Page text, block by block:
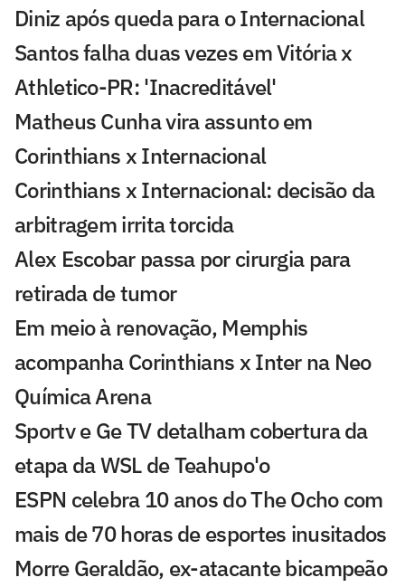
Diniz após queda para o Internacional
Santos falha duas vezes em Vitória x
Athletico-PR: 'Inacreditável'
Matheus Cunha vira assunto em
Corinthians x Internacional
Corinthians x Internacional: decisão da
arbitragem irrita torcida
Alex Escobar passa por cirurgia para
retirada de tumor
Em meio à renovação, Memphis
acompanha Corinthians x Inter na Neo
Química Arena
Sportv e Ge TV detalham cobertura da
etapa da WSL de Teahupo'o
ESPN celebra 10 anos do The Ocho com
mais de 70 horas de esportes inusitados
Morre Geraldão, ex-atacante bicampeão